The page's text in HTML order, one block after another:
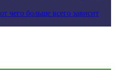
чего больше всего зависит